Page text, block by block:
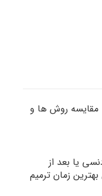
مقایسه روش ها و
یا بعد از
زمان ترمیم